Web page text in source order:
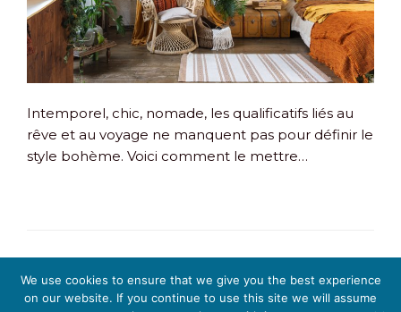
Intemporel, chic, nomade, les qualificatifs liés au
rêve et au voyage ne manquent pas pour définir le
style bohème. Voici comment le mettre…
We use cookies to ensure that we give you the best experience
on our website. If you continue to use this site we will assume